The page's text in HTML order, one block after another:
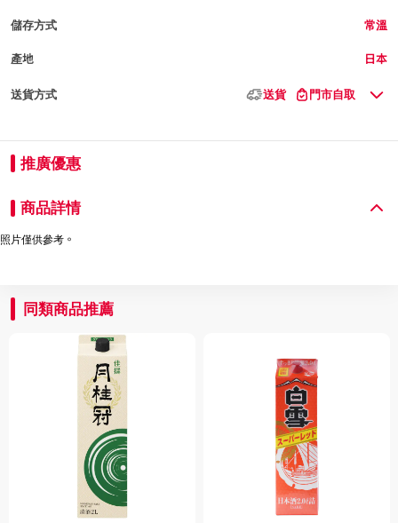
儲存方式 常溫
產地 日本
送貨方式 送貨 門市自取
推廣優惠
商品詳情
照片僅供參考。
同類商品推薦